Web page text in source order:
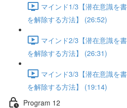
マインド1/3【潜在意識を
を解除する方法】 (26:52)
マインド2/3【潜在意識を
を解除する方法】 (26:31)
マインド3/3【潜在意識を
を解除する方法】 (19:14)
Program 12